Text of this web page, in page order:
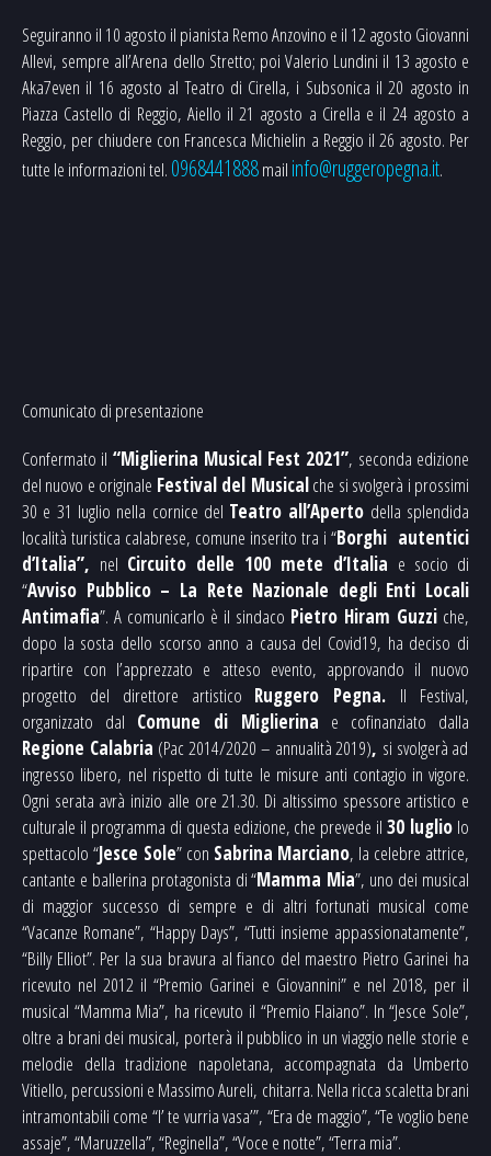
Seguiranno il 10 agosto il pianista Remo Anzovino e il 12 agosto Giovanni
Allevi, sempre all’Arena dello Stretto; poi Valerio Lundini il 13 agosto e
Aka7even il 16 agosto al Teatro di Cirella, i Subsonica il 20 agosto in
Piazza Castello di Reggio, Aiello il 21 agosto a Cirella e il 24 agosto a
Reggio, per chiudere con Francesca Michielin a Reggio il 26 agosto. Per
tutte le informazioni tel. 0968441888mail info@ruggeropegna.it.
Comunicato di presentazione
Confermato il “Miglierina Musical Fest 2021”, seconda edizione
del nuovo e originale Festival del Musicalche si svolgerà i prossimi
30 e 31 luglio nella cornice del Teatro all’Aperto della splendida
località turistica calabrese, comune inserito tra i “Borghi autentici
d’Italia”, nel Circuito delle 100 mete d’Italia e socio di
“Avviso Pubblico – La Rete Nazionale degli Enti Locali
Antimafia”. A comunicarlo è il sindaco Pietro Hiram Guzzi che,
dopo la sosta dello scorso anno a causa del Covid19, ha deciso di
ripartire con l’apprezzato e atteso evento, approvando il nuovo
progetto del direttore artistico Ruggero Pegna. Il Festival,
organizzato dal Comune di Miglierina e cofinanziato dalla
Regione Calabria (Pac 2014/2020 – annualità 2019), si svolgerà ad
ingresso libero, nel rispetto di tutte le misure anti contagio in vigore.
Ogni serata avrà inizio alle ore 21.30. Di altissimo spessore artistico e
culturale il programma di questa edizione, che prevede il30 luglio lo
spettacolo “Jesce Sole” con Sabrina Marciano, la celebre attrice,
cantante e ballerina protagonista di “Mamma Mia”, uno dei musical
di maggior successo di sempre e di altri fortunati musical come
“Vacanze Romane”, “Happy Days”, “Tutti insieme appassionatamente”,
“Billy Elliot”. Per la sua bravura al fianco del maestro Pietro Garinei ha
ricevuto nel 2012 il “Premio Garinei e Giovannini” e nel 2018, per il
musical “Mamma Mia”, ha ricevuto il “Premio Flaiano”. In “Jesce Sole”,
oltre a brani dei musical, porterà il pubblico in un viaggio nelle storie e
melodie della tradizione napoletana, accompagnata da Umberto
Vitiello, percussioni e Massimo Aureli, chitarra. Nella ricca scaletta brani
intramontabili come “I’ te vurria vasa’”, “Era de maggio”, “Te voglio bene
assaje”, “Maruzzella”, “Reginella”, “Voce e notte”, “Terra mia”.